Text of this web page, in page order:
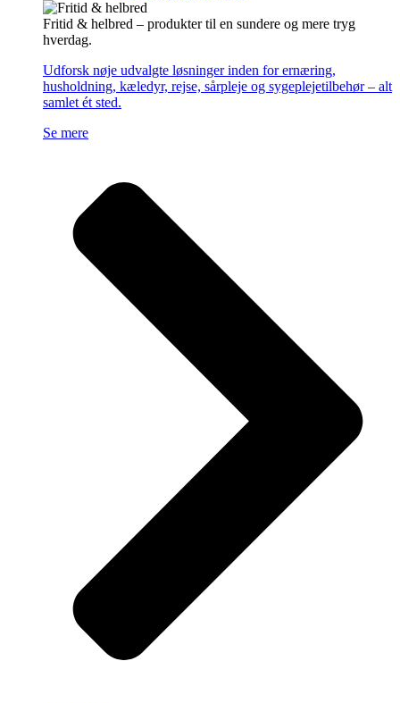
Fritid & helbred – produkter til en sundere og mere tryg
hverdag.
Udforsk nøje udvalgte løsninger inden for ernæring,
husholdning, kæledyr, rejse, sårpleje og sygeplejetilbehør – alt
samlet ét sted.
Se mere